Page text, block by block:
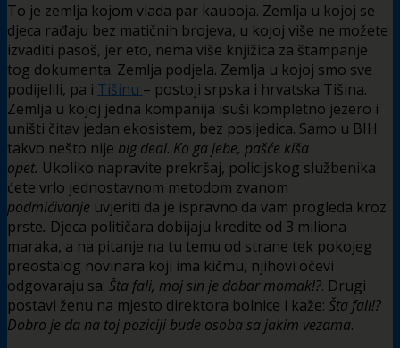
To je zemlja kojom vlada par kauboja. Zemlja u kojoj se
djeca rađaju bez matičnih brojeva, u kojoj više ne možete
izvaditi pasoš, jer eto, nema više knjižica za štampanje
tog dokumenta. Zemlja podjela. Zemlja u kojoj smo sve
podijelili, pa i Tišinu – postoji srpska i hrvatska Tišina.
Zemlja u kojoj jedna kompanija isuši kompletno jezero i
uništi čitav jedan ekosistem, bez posljedica. Samo u BIH
takvo nešto nije big deal. Ko ga jebe, pašće kiša
opet. Ukoliko napravite prekršaj, policijskog službenika
ćete vrlo jednostavnom metodom zvanom
podmićivanje uvjeriti da je ispravno da vam progleda kroz
prste. Djeca političara dobijaju kredite od 3 miliona
maraka, a na pitanje na tu temu od strane tek pokojeg
preostalog novinara koji ima kičmu, njihovi očevi
odgovaraju sa: Šta fali, moj sin je dobar momak!?. Drugi
postavi ženu na mjesto direktora bolnice i kaže: Šta fali!?
Dobro je da na toj poziciji bude osoba sa jakim vezama.